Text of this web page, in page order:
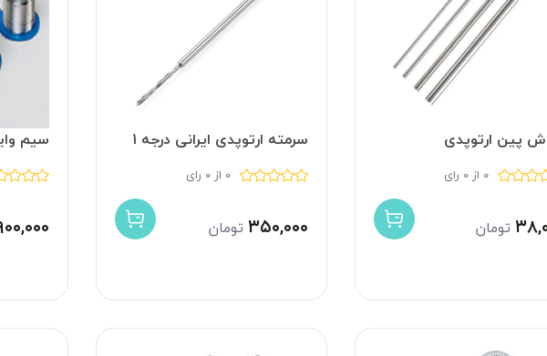
پین ارتوپدی
0 از 0 رای
تومان
سرمته ارتوپدی ایرانی درجه 1
0 از 0 رای
۳۵۰,۰۰۰ تومان
سیم